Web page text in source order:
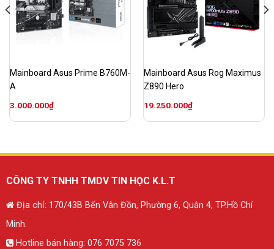
Mainboard Asus Prime B760M-
A
3.000.000₫
Mainboard Asus Rog Maximus
Z890 Hero
19.250.000₫
CÔNG TY TNHH TMDV TIN HỌC K.L.T
Địa chỉ: 170/43B Bến Vân Đồn, Phường 6, Quận 4, TP.Hồ Chí
Minh.
Hotline bán hàng: 076 7075 736